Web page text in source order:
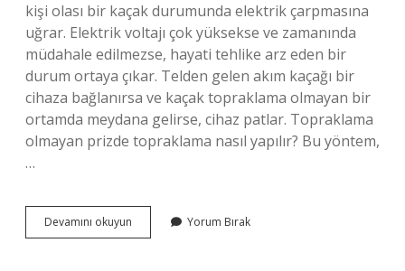
kişi olası bir kaçak durumunda elektrik çarpmasına
uğrar. Elektrik voltajı çok yüksekse ve zamanında
müdahale edilmezse, hayati tehlike arz eden bir
durum ortaya çıkar. Telden gelen akım kaçağı bir
cihaza bağlanırsa ve kaçak topraklama olmayan bir
ortamda meydana gelirse, cihaz patlar. Topraklama
olmayan prizde topraklama nasıl yapılır? Bu yöntem,
…
Devamını okuyun
Lü
Yorum Bırak